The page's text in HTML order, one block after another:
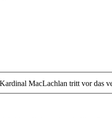
MacLachlan tritt vor das